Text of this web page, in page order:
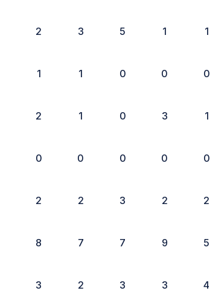
2 3 5 1 1
1 1 0 0 0
2 1 0 3 1
0 0 0 0 0
2 2 3 2 2
8 7 7 9 5
3 2 3 3 4